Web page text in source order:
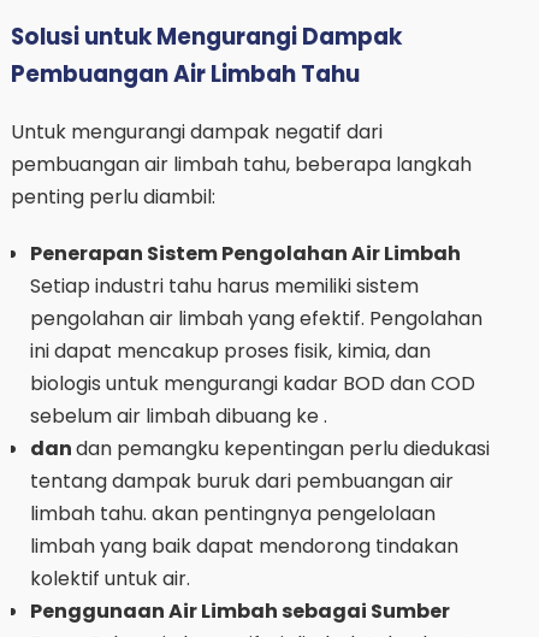
Solusi untuk Mengurangi Dampak
Pembuangan Air Limbah Tahu
Untuk mengurangi dampak negatif dari
pembuangan air limbah tahu, beberapa langkah
penting perlu diambil:
Penerapan Sistem Pengolahan Air Limbah
Setiap industri tahu harus memiliki sistem
pengolahan air limbah yang efektif. Pengolahan
ini dapat mencakup proses fisik, kimia, dan
biologis untuk mengurangi kadar BOD dan COD
sebelum air limbah dibuang ke .
dandan pemangku kepentingan perlu diedukasi
tentang dampak buruk dari pembuangan air
limbah tahu. akan pentingnya pengelolaan
limbah yang baik dapat mendorong tindakan
kolektif untuk air.
Penggunaan Air Limbah sebagai Sumber